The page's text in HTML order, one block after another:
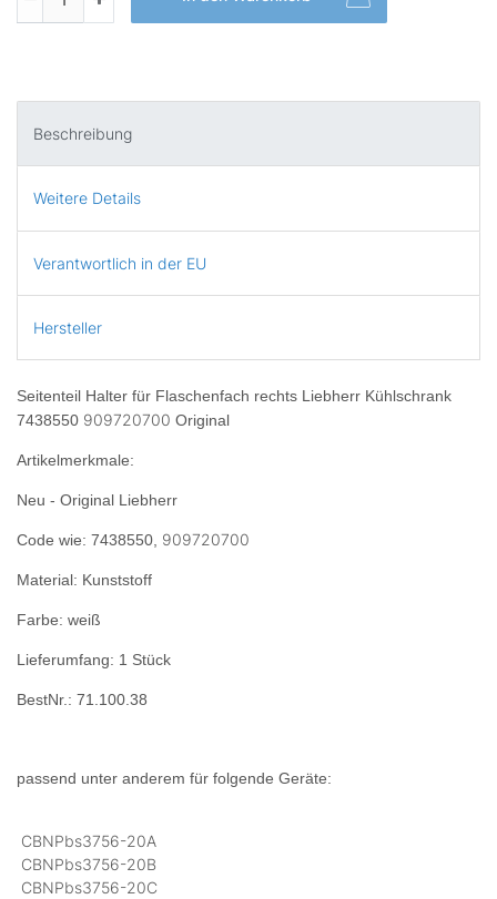
Beschreibung
Weitere Details
Verantwortlich in der EU
Hersteller
Seitenteil Halter für Flaschenfach rechts Liebherr Kühlschrank
7438550 909720700 Original
Artikelmerkmale:
Neu - Original Liebherr
Code wie: 7438550, 909720700
Material: Kunststoff
Farbe: weiß
Lieferumfang: 1 Stück
BestNr.: 71.100.38
passend unter anderem für folgende Geräte:
CBNPbs3756-20A
CBNPbs3756-20B
CBNPbs3756-20C